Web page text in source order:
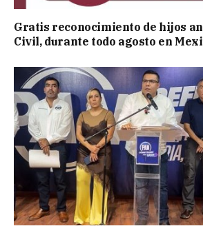
Gratis reconocimiento de hijos
Civil, durante todo agosto en